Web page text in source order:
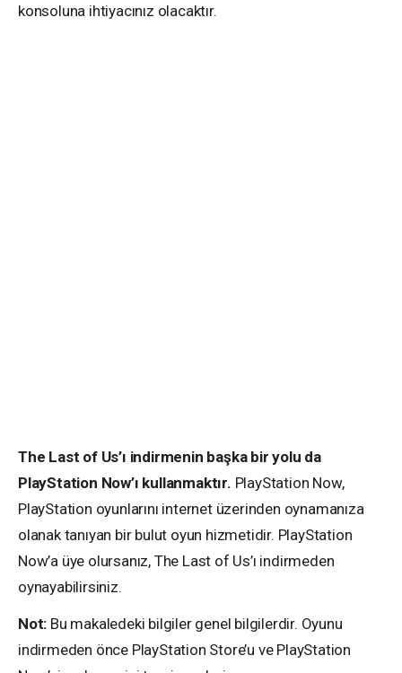
konsoluna ihtiyacınız olacaktır.
The Last of Us’ı indirmenin başka bir yolu da
PlayStation Now’ı kullanmaktır. PlayStation Now,
PlayStation oyunlarını internet üzerinden oynamanıza
olanak tanıyan bir bulut oyun hizmetidir. PlayStation
Now’a üye olursanız, The Last of Us’ı indirmeden
oynayabilirsiniz.
Not: Bu makaledeki bilgiler genel bilgilerdir. Oyunu
indirmeden önce PlayStation Store’u ve PlayStation